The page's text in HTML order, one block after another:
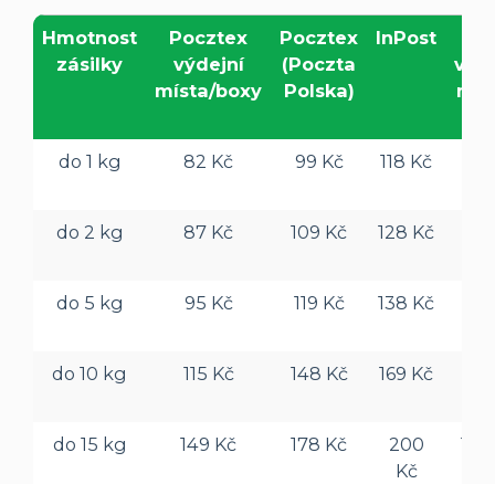
Hmotnost
zásilky
Pocztex
výdejní
místa/boxy
Pocztex
(Poczta
Polska)
InPost
do 1 kg
82 Kč 99 Kč 118 Kč
do 2 kg 87 Kč 109 Kč 128 Kč
do 5 kg 95 Kč 119 Kč 138 Kč
do 10 kg 115 Kč 148 Kč 169 Kč
do 15 kg 149 Kč 178 Kč
200
Kč